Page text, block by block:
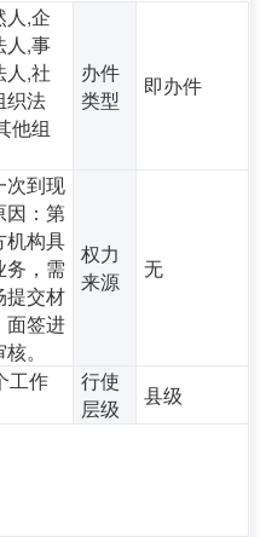
人,企
人,事
人,社
织法
他组
办件
类型
即办件
次到现
因：第
机构具
务，需
提交材
面签进
。
权力
来源
无
工作
行使
层级
县级